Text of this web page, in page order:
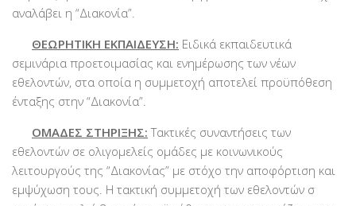
αναλάβει η “Διακονία”.
ΘΕΩΡΗΤΙΚΗ ΕΚΠΑΙΔΕΥΣΗ: Ειδικά εκπαιδευτικά
σεμινάρια προετοιμασίας και ενημέρωσης των νέων
εθελοντών, στα οποία η συμμετοχή αποτελεί προϋπόθεση
ένταξης στην “Διακονία”.
ΟΜΑΔΕΣ ΣΤΗΡΙΞΗΣ: Τακτικές συναντήσεις των
εθελοντών σε ολιγομελείς ομάδες με κοινωνικούς
λειτουργούς της “Διακονίας” με στόχο την αποφόρτιση και
εμψύχωση τους. Η τακτική συμμετοχή των εθελοντών σ